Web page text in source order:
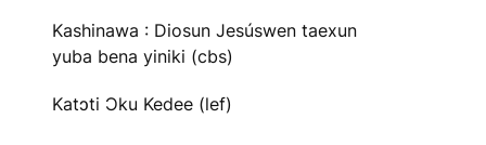
Kashinawa : Diosun Jesúswen taexun
yuba bena yiniki (cbs)
Katɔti Ɔku Kedee (lef)